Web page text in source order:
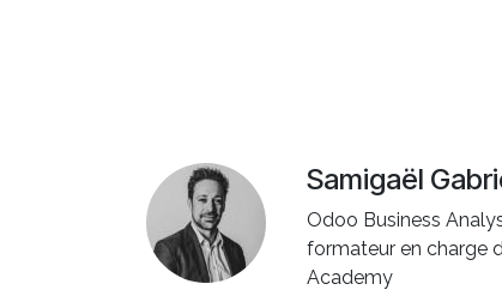
Samigaël
Odoo Business
formateur en charge
Academy